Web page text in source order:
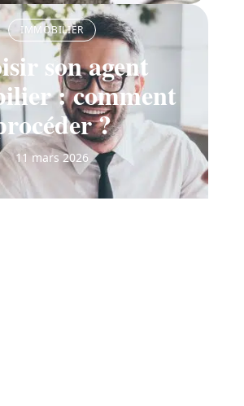
IMMOBILIER
son agent
: comment
?
11 mars 2026